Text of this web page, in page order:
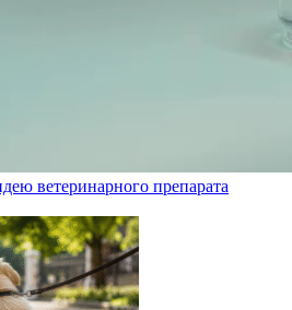
ветеринарного препарата